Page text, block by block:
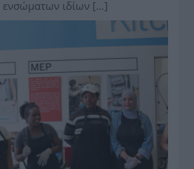
ιδίων […]